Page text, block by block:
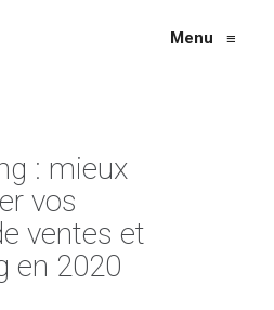
Menu ≡
: mieux
vos
ventes et
en 2020